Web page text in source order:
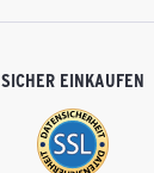
SICHER EINKAUFEN